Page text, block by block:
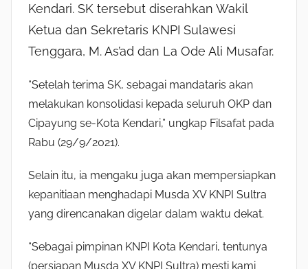
Kendari. SK tersebut diserahkan Wakil
Ketua dan Sekretaris KNPI Sulawesi
Tenggara, M. As’ad dan La Ode Ali Musafar.
“Setelah terima SK, sebagai mandataris akan
melakukan konsolidasi kepada seluruh OKP dan
Cipayung se-Kota Kendari,” ungkap Filsafat pada
Rabu (29/9/2021).
Selain itu, ia mengaku juga akan mempersiapkan
kepanitiaan menghadapi Musda XV KNPI Sultra
yang direncanakan digelar dalam waktu dekat.
“Sebagai pimpinan KNPI Kota Kendari, tentunya
(persiapan Musda XV KNPI Sultra) mesti kami